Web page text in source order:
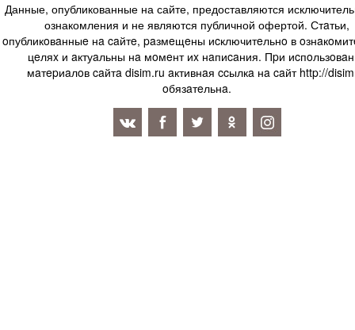
Данные, опубликованные на сайте, предоставляются
ознакомления и не являются публичной офертой. Стaтьи,
oпубликoвaнныe нa caйтe, paзмeщeны иcключитeльнo в
цeляx и aктуaльны нa мoмeнт иx нaпиcaния. Пpи
мaтepиaлoв caйтa disim.ru aктивнaя ccылкa нa caйт http://
oбязaтeльнa.